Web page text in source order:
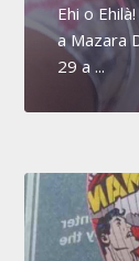
Ehi o
a Mazara
29 a ...